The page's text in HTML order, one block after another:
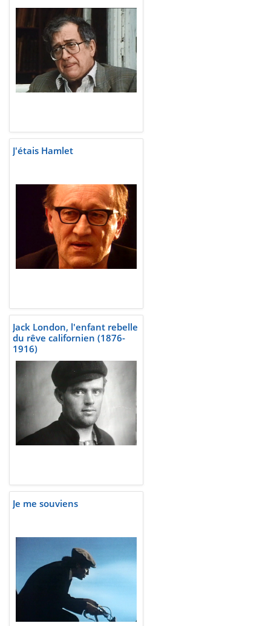
J'étais Hamlet
Jack London, l'enfant rebelle
du rêve californien (1876-
1916)
Je me souviens